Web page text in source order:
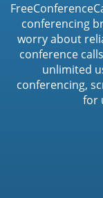
conferencing
worry about
conference
unlimited
conferencing,
for